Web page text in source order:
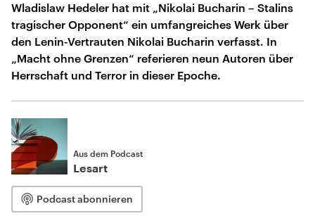
Wladislaw Hedeler hat mit „Nikolai Bucharin – Stalins
tragischer Opponent“ ein umfangreiches Werk über
den Lenin-Vertrauten Nikolai Bucharin verfasst. In
„Macht ohne Grenzen“ referieren neun Autoren über
Herrschaft und Terror in dieser Epoche.
Aus dem Podcast
Lesart
Podcast abonnieren